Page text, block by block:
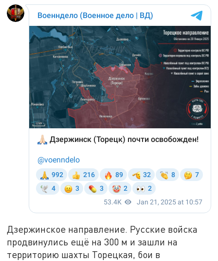
Дзержинское направление. Русские войска
продвинулись ещё на 300 м и зашли на
территорию шахты Торецкая, бои в